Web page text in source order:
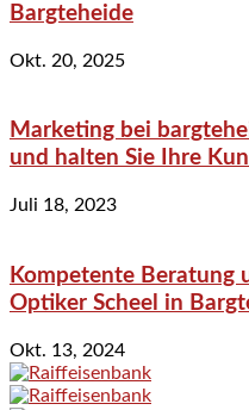
Bargteheide
Okt. 20, 2025
Marketing bei
und halten Sie Ihre
Juli 18, 2023
Kompetente Beratung
Optiker Scheel in
Okt. 13, 2024